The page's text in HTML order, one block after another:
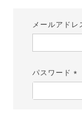
メールアド
パスワード